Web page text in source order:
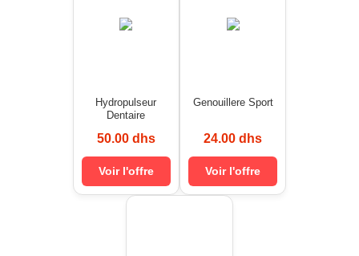
Hydropulseur
Dentaire
50.00 dhs
Voir l'offre
Genouillere Sport
24.00 dhs
Voir l'offre